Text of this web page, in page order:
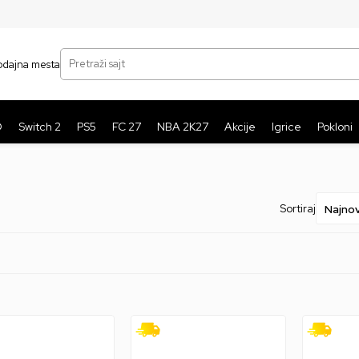
mesta
Pretraži sajt
Switch 2 PS5 FC 27 NBA 2K27 Akcije Igrice Pokloni
Sortiraj